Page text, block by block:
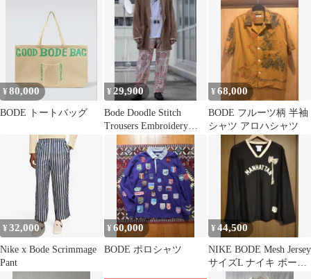
¥80,000
BODE トートバッグ
¥ 29,900
Bode Doodle Stitch
Trousers Embroidery刺
¥68,000
BODE フルーツ柄 半袖
シャツ アロハシャツ
¥32,000
Nike x Bode Scrimmage
Pant
¥60,000
BODE ポロシャツ
¥44,500
NIKE BODE Mesh Jersey
サイズL ナイキ ボーデ